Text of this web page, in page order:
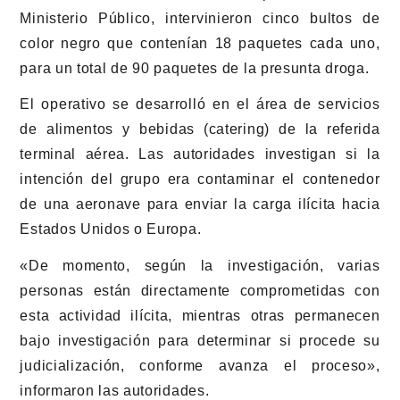
Ministerio Público, intervinieron cinco bultos de
color negro que contenían 18 paquetes cada uno,
para un total de 90 paquetes de la presunta droga.
El operativo se desarrolló en el área de servicios
de alimentos y bebidas (catering) de la referida
terminal aérea. Las autoridades investigan si la
intención del grupo era contaminar el contenedor
de una aeronave para enviar la carga ilícita hacia
Estados Unidos o Europa.
«De momento, según la investigación, varias
personas están directamente comprometidas con
esta actividad ilícita, mientras otras permanecen
bajo investigación para determinar si procede su
judicialización, conforme avanza el proceso»,
informaron las autoridades.